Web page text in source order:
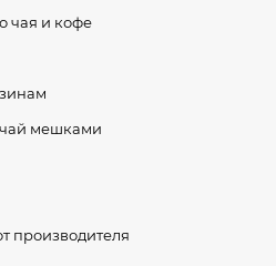
чая и кофе
мешками
производителя